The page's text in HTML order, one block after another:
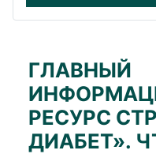
ГЛАВНЫЙ
РЕСУРС
ДИАБЕТ».